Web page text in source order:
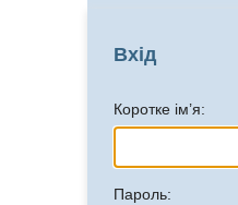
Вхід
Коротке ім’я:
Пароль: